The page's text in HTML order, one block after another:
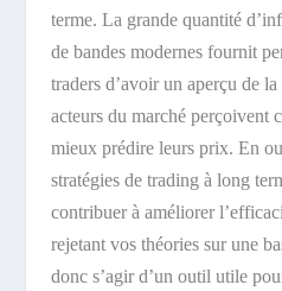
terme. La grande quantité
de bandes modernes fournit
traders d’avoir un aperçu de
acteurs du marché perçoivent
mieux prédire leurs prix. En
stratégies de trading à long
contribuer à améliorer
rejetant vos théories sur une
donc s’agir d’un outil utile